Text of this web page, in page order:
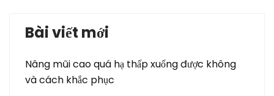
Bài viết mới
Nâng mũi cao quá hạ thấp xuống được không
và cách khắc phục